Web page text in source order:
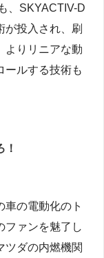
、SKYACTIV-D
が投入され、刷
よりリニアな動
ールする技術も
車の電動化のト
ファンを魅了し
ツダの内燃機関